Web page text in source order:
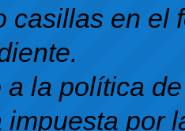
casillas en el
a la política
impuesta por